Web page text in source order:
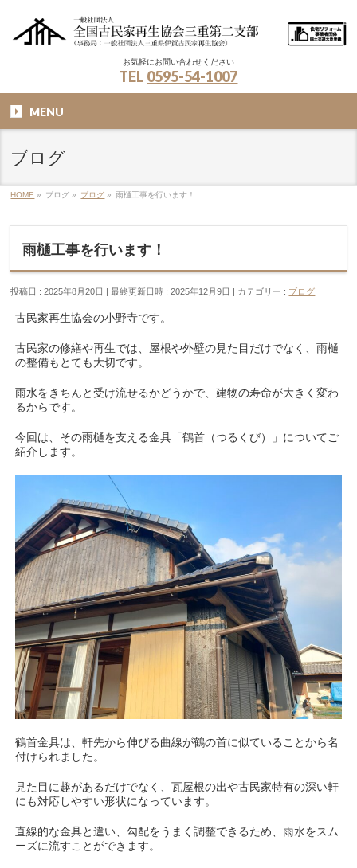
お気軽にお問い合わせください
TEL 0595-54-1007
MENU
ブログ
HOME » ブログ » ブログ » 雨樋工事を行います！
雨樋工事を行います！
投稿日 : 2025年8月20日 最終更新日時 : 2025年12月9日 カテゴリー : ブログ
古民家再生協会の小野寺です。
古民家の修繕や再生では、屋根や外壁の見た目だけでなく、雨樋
の整備もとても大切です。
雨水をきちんと受け流せるかどうかで、建物の寿命が大きく変わ
るからです。
今回は、その雨樋を支える金具「鶴首（つるくび）」についてご
紹介します。
鶴首金具は、軒先から伸びる曲線が鶴の首に似ていることから名
付けられました。
見た目に趣があるだけでなく、瓦屋根の出や古民家特有の深い軒
にも対応しやすい形状になっています。
直線的な金具と違い、勾配をうまく調整できるため、雨水をスム
ーズに流すことができます。